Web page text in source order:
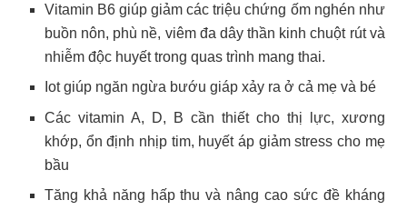
Vitamin B6 giúp giảm các triệu chứng ốm nghén như
buồn nôn, phù nề, viêm đa dây thần kinh chuột rút và
nhiễm độc huyết trong quas trình mang thai.
Iot giúp ngăn ngừa bướu giáp xảy ra ở cả mẹ và bé
Các vitamin A, D, B cần thiết cho thị lực, xương
khớp, ổn định nhịp tim, huyết áp giảm stress cho mẹ
bầu
Tăng khả năng hấp thu và nâng cao sức đề kháng